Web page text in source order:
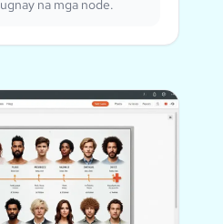
na mga node.